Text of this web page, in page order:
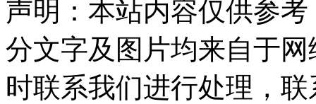
声明：本站内容仅供参
分文字及图片均来自于
时联系我们进行处理，